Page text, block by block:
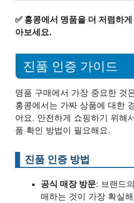
✅ 홍콩에서 명품을 더 저렴하
아보세요.
진품 인증 가이드
명품 구매에서 가장 중요한 것
홍콩에서는 가짜 상품에 대한
어요. 안전하게 쇼핑하기 위해
품 확인 방법이 필요해요.
진품 인증 방법
공식 매장 방문: 브랜드
매하는 것이 가장 확실